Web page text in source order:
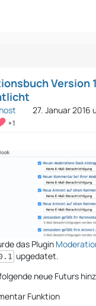
Version
27. Januar 2016
1
das Plugin
upgedatet.
neue Futurs
Funktion